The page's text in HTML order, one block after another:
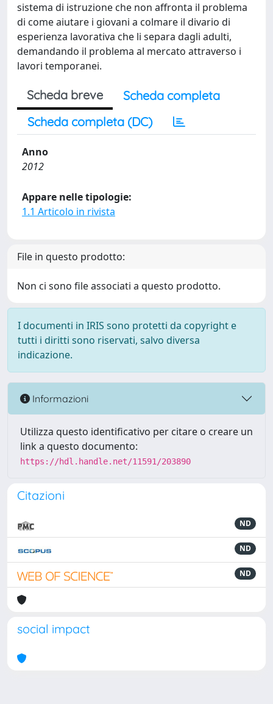
sistema di istruzione che non affronta il problema
di come aiutare i giovani a colmare il divario di
esperienza lavorativa che li separa dagli adulti,
demandando il problema al mercato attraverso i
lavori temporanei.
Scheda breve
Scheda completa
Scheda completa (DC)
Anno
2012
Appare nelle tipologie:
1.1 Articolo in rivista
File in questo prodotto:
Non ci sono file associati a questo prodotto.
I documenti in IRIS sono protetti da copyright e
tutti i diritti sono riservati, salvo diversa
indicazione.
Informazioni
Utilizza questo identificativo per citare o creare un
link a questo documento:
https://hdl.handle.net/11591/203890
Citazioni
ND
ND
ND
social impact